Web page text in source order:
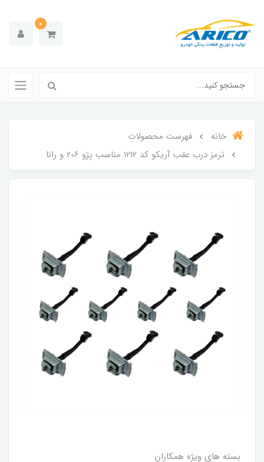
0
خانه
فهرست محصولات
ترمز درب عقب آریکو کد 1212 مناسب پژو 206 و رانا
بسته های ویژه همکاران